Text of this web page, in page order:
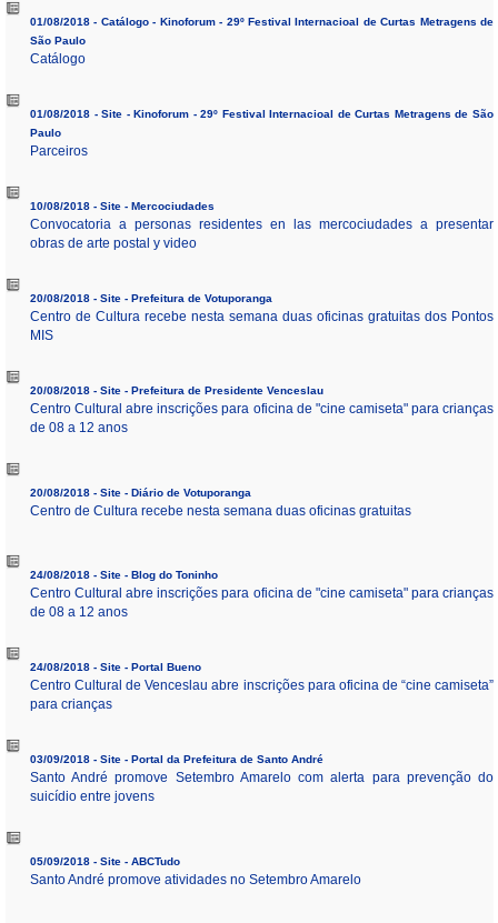
01/08/2018 - Catálogo - Kinoforum - 29º Festival Internacioal de Curtas Metragens de
São Paulo
Catálogo
01/08/2018 - Site - Kinoforum - 29º Festival Internacioal de Curtas Metragens de São
Paulo
Parceiros
10/08/2018 - Site - Mercociudades
Convocatoria a personas residentes en las mercociudades a presentar
obras de arte postal y video
20/08/2018 - Site - Prefeitura de Votuporanga
Centro de Cultura recebe nesta semana duas oficinas gratuitas dos Pontos
MIS
20/08/2018 - Site - Prefeitura de Presidente Venceslau
Centro Cultural abre inscrições para oficina de "cine camiseta" para crianças
de 08 a 12 anos
20/08/2018 - Site - Diário de Votuporanga
Centro de Cultura recebe nesta semana duas oficinas gratuitas
24/08/2018 - Site - Blog do Toninho
Centro Cultural abre inscrições para oficina de "cine camiseta" para crianças
de 08 a 12 anos
24/08/2018 - Site - Portal Bueno
Centro Cultural de Venceslau abre inscrições para oficina de “cine camiseta”
para crianças
03/09/2018 - Site - Portal da Prefeitura de Santo André
Santo André promove Setembro Amarelo com alerta para prevenção do
suicídio entre jovens
05/09/2018 - Site - ABCTudo
Santo André promove atividades no Setembro Amarelo